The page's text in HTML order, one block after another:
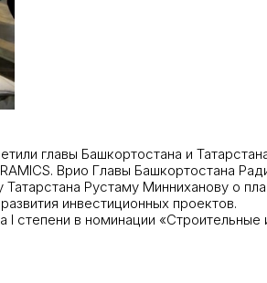
главы Башкортостана и
Врио Главы Башкортостана
Рустаму Минниханову о
инвестиционных проектов.
в номинации «Строительные